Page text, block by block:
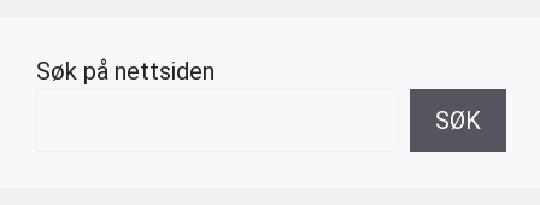
Søk på nettsiden
SØK